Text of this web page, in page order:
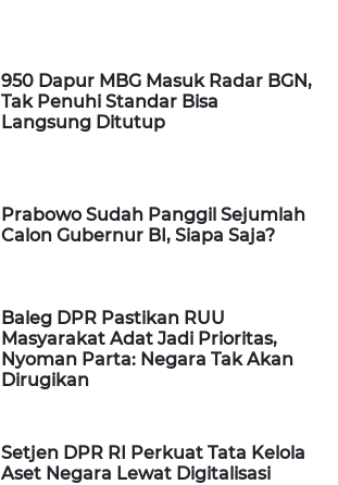
950 Dapur MBG Masuk Radar BGN,
Tak Penuhi Standar Bisa
Langsung Ditutup
Prabowo Sudah Panggil Sejumlah
Calon Gubernur BI, Siapa Saja?
Baleg DPR Pastikan RUU
Masyarakat Adat Jadi Prioritas,
Nyoman Parta: Negara Tak Akan
Dirugikan
Setjen DPR RI Perkuat Tata Kelola
Aset Negara Lewat Digitalisasi